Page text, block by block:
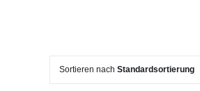
Sortieren nach Standardsortierung